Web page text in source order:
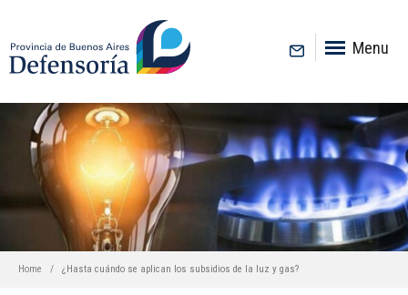
Menu
Home ¿Hasta cuándo se aplican los subsidios de la luz y gas?